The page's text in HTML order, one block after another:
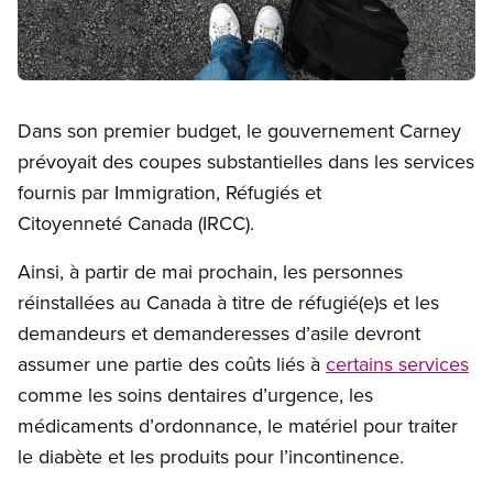
Dans son premier budget, le gouvernement Carney
prévoyait des coupes substantielles dans les services
fournis par Immigration, Réfugiés et
Citoyenneté Canada (IRCC).
Ainsi, à partir de mai prochain, les personnes
réinstallées au Canada à titre de réfugié(e)s et les
demandeurs et demanderesses d’asile devront
assumer une partie des coûts liés à certains services
comme les soins dentaires d’urgence, les
médicaments d’ordonnance, le matériel pour traiter
le diabète et les produits pour l’incontinence.